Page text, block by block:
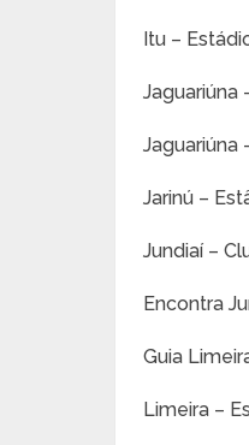
Itu –
Jaguariúna
Jaguariúna
Jarinú –
Jundiaí –
Encontra
Guia
Limeira –